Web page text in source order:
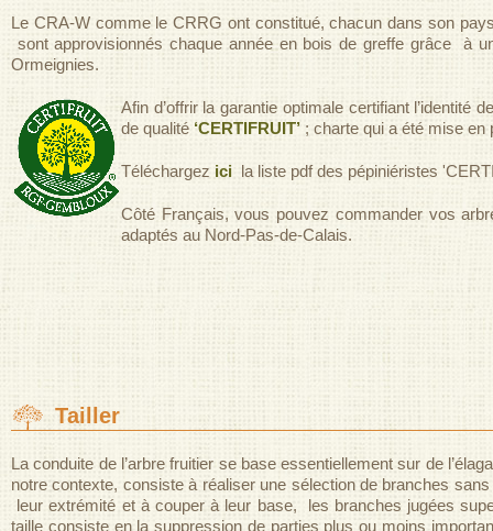
Le CRA-W comme le CRRG ont constitué, chacun dans son
sont approvisionnés chaque année en bois de greffe grâce à
Ormeignies.
Afin d’offrir la garantie optimale certifiant
de qualité ‘CERTIFRUIT’ ; charte qui a été mise
Téléchargez ici la liste pdf des pépiniéristes
Côté Français, vous pouvez commander vos
adaptés au Nord-Pas-de-Calais.
Tailler
La conduite de l’arbre fruitier se base essentiellement sur de
notre contexte, consiste à réaliser une sélection de branches
leur extrémité et à couper à leur base, les branches jugées
taille consiste en la suppression de parties plus ou moins